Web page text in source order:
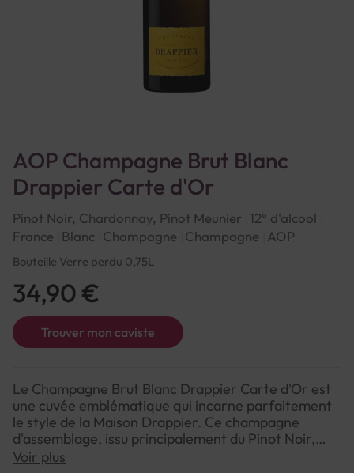
AOP Champagne Brut Blanc
Drappier Carte d'Or
Pinot Noir, Chardonnay, Pinot Meunier 12° d'alcool
France
Blanc Champagne Champagne AOP
Bouteille Verre perdu 0,75L
Trouver mon caviste
34,90 €
Le Champagne Brut Blanc Drappier Carte d'Or est
une cuvée emblématique qui incarne parfaitement
le style de la Maison Drappier. Ce champagne
d'assemblage, issu principalement du Pinot Noir,
offre un équilibre remarquable entre puissance et
Voir plus